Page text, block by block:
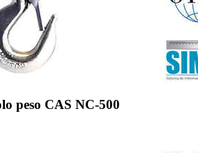
peso CAS NC-500